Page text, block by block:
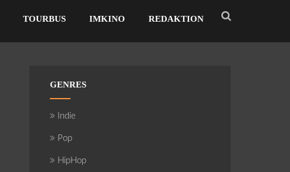
TOURBUS IMKINO REDAKTION
GENRES
Indie
Pop
HipHop